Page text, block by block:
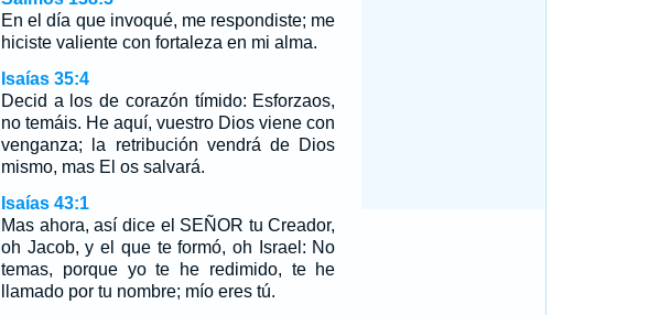
En el día que invoqué, me respondiste; me
hiciste valiente con fortaleza en mi alma.
Isaías 35:4
Decid a los de corazón tímido: Esforzaos,
no temáis. He aquí, vuestro Dios viene con
venganza; la retribución vendrá de Dios
mismo, mas El os salvará.
Isaías 43:1
Mas ahora, así dice el SEÑOR tu Creador,
oh Jacob, y el que te formó, oh Israel: No
temas, porque yo te he redimido, te he
llamado por tu nombre; mío eres tú.